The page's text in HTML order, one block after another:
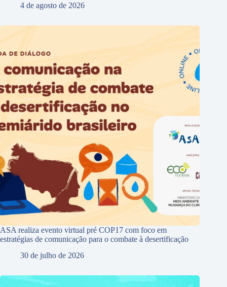
4 de agosto de 2026
ASA realiza evento virtual pré COP17 com foco em
estratégias de comunicação para o combate à desertificação
30 de julho de 2026